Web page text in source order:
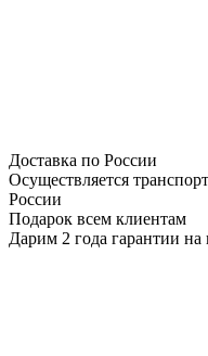
Доставка по России
Осуществляется
России
Подарок всем клиентам
Дарим 2 года гарантии